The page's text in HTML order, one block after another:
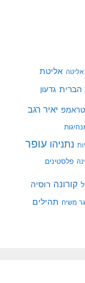
אליטה אליטת
הברית גדעון
טראמפ יאיר רגב
נתניהו עופר
פלסטינים
קורונה רוסיה
משיח תהילים